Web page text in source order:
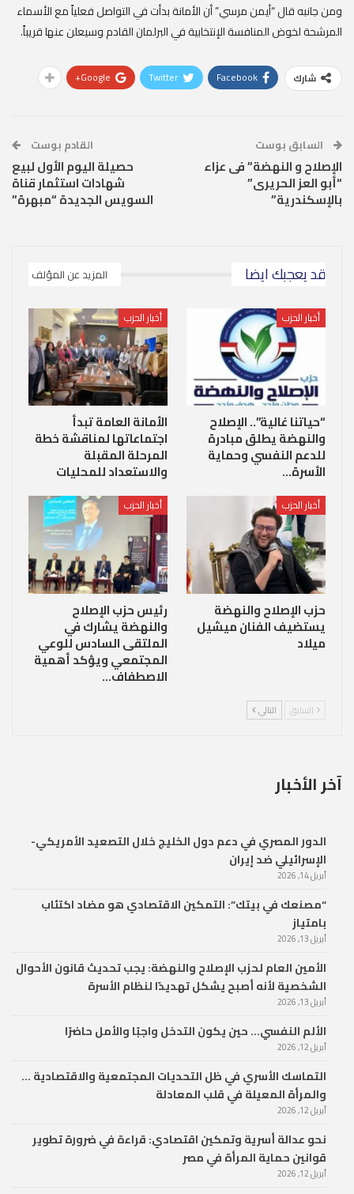
ومن جانبه قال “أيمن مرسي” أن الأمانة بدأت في التواصل فعلياً مع الأسماء
المرشحة لخوض المنافسة الإنتخابية في البرلمان القادم وسيعلن عنها قريباً.
شارك Facebook
Twitter
Google+
السابق بوست
الإصلاح و النهضة” فى عزاء
“أبو العز الحريرى”
بالإسكندرية”
القادم بوست
حصيلة اليوم الأول لبيع
شهادات استثمار قناة
السويس الجديدة “مبهرة”
قد يعجبك ايضا المزيد عن المؤلف
أخبار الحزب
“حياتنا غالية”.. الإصلاح
والنهضة يطلق مبادرة
للدعم النفسي وحماية
الأسرة…
أخبار الحزب
الأمانة العامة تبدأ
اجتماعاتها لمناقشة خطة
المرحلة المقبلة
والاستعداد للمحليات
أخبار الحزب
حزب الإصلاح والنهضة
يستضيف الفنان ميشيل
ميلاد
أخبار الحزب
رئيس حزب الإصلاح
والنهضة يشارك في
الملتقى السادس للوعي
المجتمعي ويؤكد أهمية
الاصطفاف…
السابق التالي
آخر الأخبار
الدور المصري في دعم دول الخليج خلال التصعيد الأمريكي-
الإسرائيلي ضد إيران
أبريل 14, 2026
“مصنعك في بيتك”: التمكين الاقتصادي هو مضاد اكتئاب
بامتياز
أبريل 13, 2026
الأمين العام لحزب الإصلاح والنهضة: يجب تحديث قانون الأحوال
الشخصية لأنه أصبح يشكل تهديدًا لنظام الأسرة
أبريل 13, 2026
الألم النفسي… حين يكون التدخل واجبًا والأمل حاضرًا
أبريل 12, 2026
التماسك الأسري في ظل التحديات المجتمعية والاقتصادية …
والمرأة المعيلة في قلب المعادلة
أبريل 12, 2026
نحو عدالة أسرية وتمكين اقتصادي: قراءة في ضرورة تطوير
قوانين حماية المرأة في مصر
أبريل 12, 2026